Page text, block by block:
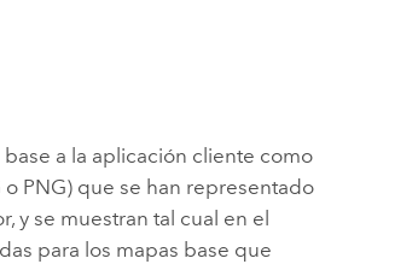
a la aplicación cliente como
PNG) que se han representado
y se muestran tal cual en el
para los mapas base que